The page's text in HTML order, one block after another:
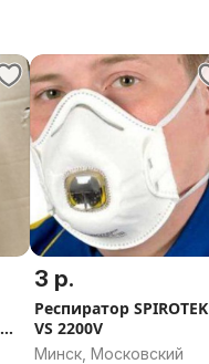
3 р.
Респиратор SPIROTEK
VS 2200V
Минск, Московский